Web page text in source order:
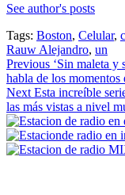
See author's posts
Tags: Boston, Celular,
Rauw Alejandro, un
Continue
Reading
Previous ‘Sin maleta
habla de los
Next Esta increíble
las más vistas a nivel